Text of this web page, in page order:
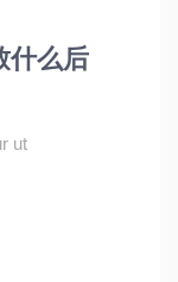
什么后
ut